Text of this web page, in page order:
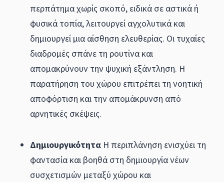
περπάτημα χωρίς σκοπό, ειδικά σε αστικά ή
φυσικά τοπία, λειτουργεί αγχολυτικά και
δημιουργεί μια αίσθηση ελευθερίας. Οι τυχαίες
διαδρομές σπάνε τη ρουτίνα και
απομακρύνουν την ψυχική εξάντληση. Η
παρατήρηση του χώρου επιτρέπει τη νοητική
αποφόρτιση και την απομάκρυνση από
αρνητικές σκέψεις.
Δημιουργικότητα Η περιπλάνηση ενισχύει τη
φαντασία και βοηθά στη δημιουργία νέων
συσχετισμών μεταξύ χώρου και